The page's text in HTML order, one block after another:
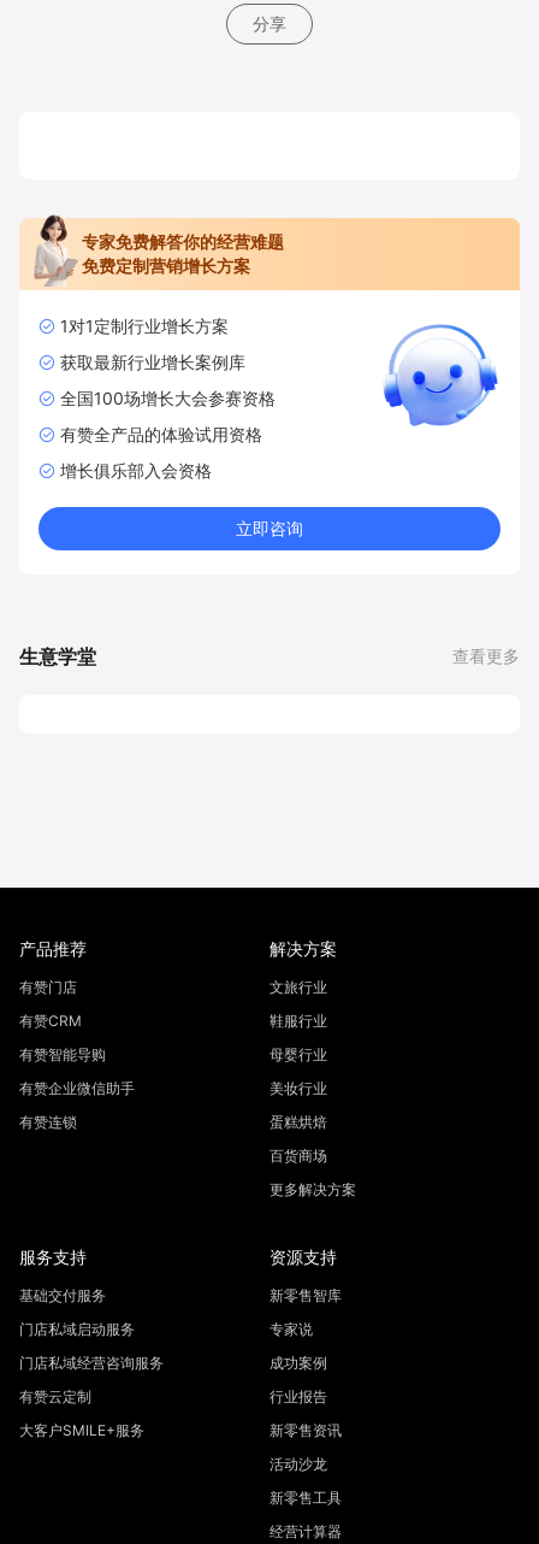
分享
专家免费解答你的经营难题
免费定制营销增长方案
1对1定制行业增长方案
获取最新行业增长案例库
全国100场增长大会参赛资格
有赞全产品的体验试用资格
增长俱乐部入会资格
立即咨询
生意学堂 查看更多
产品推荐
有赞门店
有赞CRM
有赞智能导购
有赞企业微信助手
有赞连锁
解决方案
文旅行业
鞋服行业
母婴行业
美妆行业
蛋糕烘焙
百货商场
更多解决方案
服务支持
基础交付服务
门店私域启动服务
门店私域经营咨询服务
有赞云定制
大客户SMILE+服务
资源支持
新零售智库
专家说
成功案例
行业报告
新零售资讯
活动沙龙
新零售工具
经营计算器